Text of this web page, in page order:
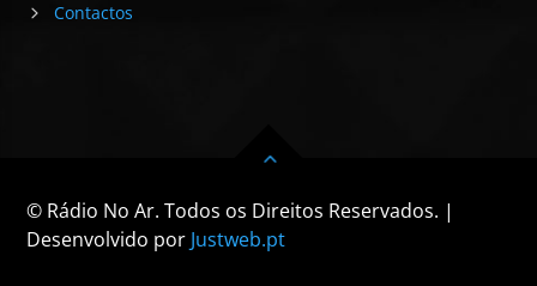
Contactos
© Rádio No Ar. Todos os Direitos Reservados. |
Desenvolvido por Justweb.pt